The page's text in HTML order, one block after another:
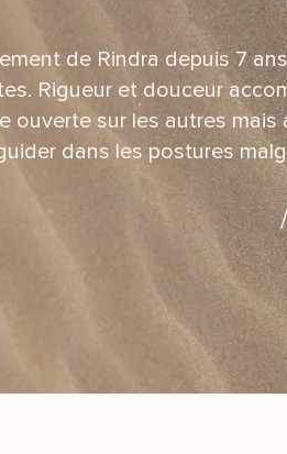
de Rindra depuis 7
Rigueur et douceur
ouverte sur les autres
dans les postures